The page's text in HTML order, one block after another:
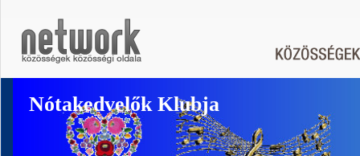
Nótakedvelők Klubja